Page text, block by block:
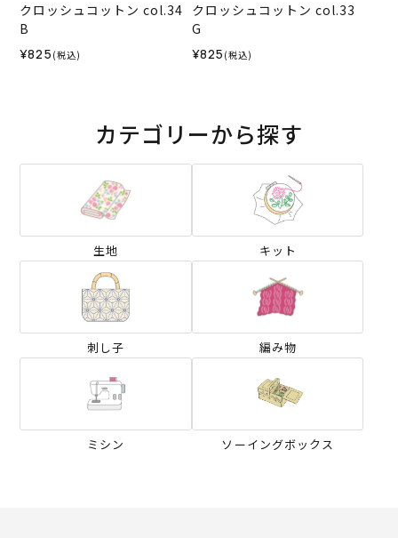
クロッシュコットン col.34
B
¥825 (税込)
クロッシュコットン col.33
G
¥825 (税込)
カテゴリーから探す
生地 キット
刺し子 編み物
ミシン ソーイングボックス